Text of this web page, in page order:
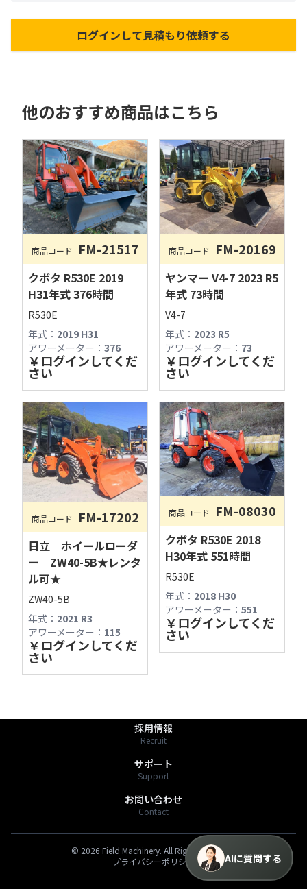
ログインして見積もり依頼する
他のおすすめ商品はこちら
商品コード FM-21517
クボタ R530E 2019
H31年式 376時間
R530E
年式： 2019 H31
アワーメーター： 376
￥ログインしてくだ
さい
商品コード FM-20169
ヤンマー V4-7 2023 R5
年式 73時間
V4-7
年式： 2023 R5
アワーメーター： 73
￥ログインしてくだ
さい
商品コード FM-17202
日立 ホイールローダ
ー ZW40-5B★レンタ
ル可★
ZW40-5B
年式： 2021 R3
アワーメーター： 115
￥ログインしてくだ
さい
商品コード FM-08030
クボタ R530E 2018
H30年式 551時間
R530E
年式： 2018 H30
アワーメーター： 551
￥ログインしてくだ
さい
AIに質問する
フィールドマシナリーAIチャットへようこそ！
営業時間やサービス内容、商品探しの際にご利
最新の商品情報は「商品一覧」からもご確認く
ださい。
https://fmv.bz/shop
古物商許可：長野県公安委員会 第481280800012号
〒391-0013 長野県茅野市宮川2768-1
TEL:0266-78-6757
FAX:0266-72-1313
商品一覧
採用情報
Recruit
サポート
Support
お問い合わせ
Contact
© 2026 Field Machinery. All Rights Reserved.
プライバシーポリシー